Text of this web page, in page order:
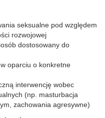
seksualne pod względem
rozwojowej
dostosowany do
oparciu o konkretne
interwencję wobec
(np. masturbacja
zachowania agresywne)